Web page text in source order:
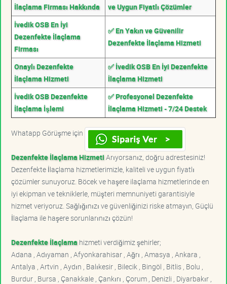
İlaçlama Firması Hakkında
ve Uygun Fiyatlı Çözümler
İvedik OSB En İyi
Dezenfekte İlaçlama
Firması
✅ En Yakın ve Güvenilir
Dezenfekte İlaçlama Hizmeti
Onaylı Dezenfekte
İlaçlama Hizmeti
✅ İvedik OSB En İyi Dezenfekte
İlaçlama Hizmeti
İvedik OSB Dezenfekte
İlaçlama İşlemi
✅ Profesyonel Dezenfekte
İlaçlama Hizmeti - 7/24 Destek
Whatapp Görüşme için
Dezenfekte İlaçlama HizmetiArıyorsanız, doğru adrestesiniz!
Dezenfekte İlaçlama hizmetlerimizle, kaliteli ve uygun fiyatlı
çözümler sunuyoruz. Böcek ve haşere ilaçlama hizmetlerinde en
iyi ekipman ve tekniklerle, müşteri memnuniyeti garantisiyle
hizmet veriyoruz. Sağlığınızı ve güvenliğinizi riske atmayın, Güçlü
İlaçlama ile haşere sorunlarınızı çözün!
Dezenfekte İlaçlama hizmeti verdiğimiz şehirler;
Adana , Adıyaman , Afyonkarahisar , Ağrı , Amasya , Ankara ,
Antalya , Artvin , Aydın , Balıkesir , Bilecik , Bingöl , Bitlis , Bolu ,
Burdur , Bursa , Çanakkale , Çankırı , Çorum , Denizli , Diyarbakır ,